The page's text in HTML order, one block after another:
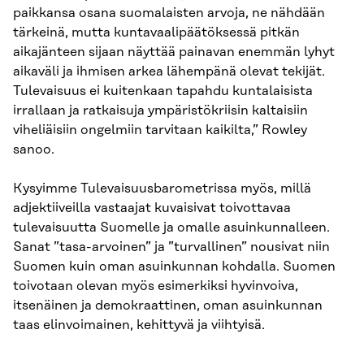
paikkansa osana suomalaisten arvoja, ne nähdään
tärkeinä, mutta kuntavaalipäätöksessä pitkän
aikajänteen sijaan näyttää painavan enemmän lyhyt
aikaväli ja ihmisen arkea lähempänä olevat tekijät.
Tulevaisuus ei kuitenkaan tapahdu kuntalaisista
irrallaan ja ratkaisuja ympäristökriisin kaltaisiin
viheliäisiin ongelmiin tarvitaan kaikilta,” Rowley
sanoo.
Kysyimme Tulevaisuusbarometrissa myös, millä
adjektiiveilla vastaajat kuvaisivat toivottavaa
tulevaisuutta Suomelle ja omalle asuinkunnalleen.
Sanat ”tasa-arvoinen” ja ”turvallinen” nousivat niin
Suomen kuin oman asuinkunnan kohdalla. Suomen
toivotaan olevan myös esimerkiksi hyvinvoiva,
itsenäinen ja demokraattinen, oman asuinkunnan
taas elinvoimainen, kehittyvä ja viihtyisä.